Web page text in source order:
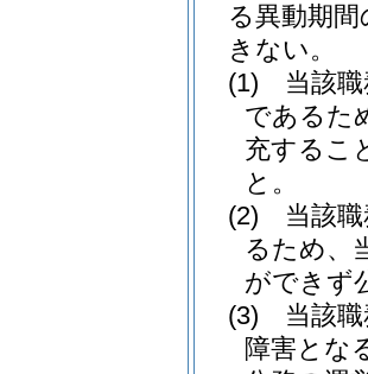
る異動期
きない。
(1)
当該
であるた
充するこ
と。
(2)
当該
るため、
ができず
(3)
当該
障害とな